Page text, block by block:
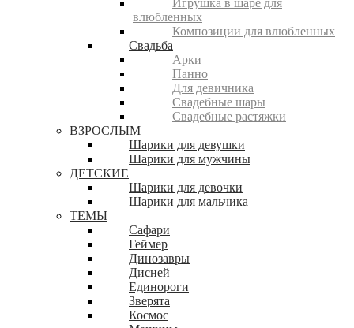
влюбленных
Композиции для влюбленных
Свадьба
Арки
Панно
Для девичника
Свадебные шары
Свадебные растяжки
ВЗРОСЛЫМ
Шарики для девушки
Шарики для мужчины
ДЕТСКИЕ
Шарики для девочки
Шарики для мальчика
ТЕМЫ
Сафари
Геймер
Динозавры
Дисней
Единороги
Зверята
Космос